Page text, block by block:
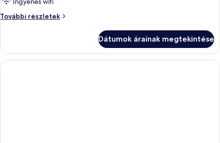
nemdohányzó
További részletek
Business
részletei
Dátumok árainak megtekintése